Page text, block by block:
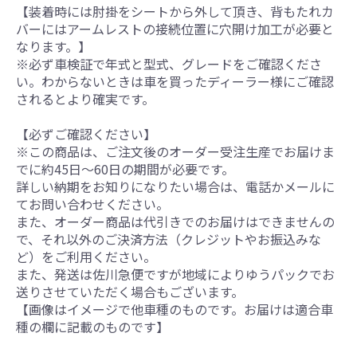
【装着時には肘掛をシートから外して頂き、背もたれカ
バーにはアームレストの接続位置に穴開け加工が必要と
なります。】
※必ず車検証で年式と型式、グレードをご確認くださ
い。わからないときは車を買ったディーラー様にご確認
されるとより確実です。
【必ずご確認ください】
※この商品は、ご注文後のオーダー受注生産でお届けま
でに約45日～60日の期間が必要です。
詳しい納期をお知りになりたい場合は、電話かメールに
てお問い合わせください。
また、オーダー商品は代引きでのお届けはできませんの
で、それ以外のご決済方法（クレジットやお振込みな
ど）をご利用ください。
また、発送は佐川急便ですが地域によりゆうパックでお
送りさせていただく場合もございます。
【画像はイメージで他車種のものです。お届けは適合車
種の欄に記載のものです】